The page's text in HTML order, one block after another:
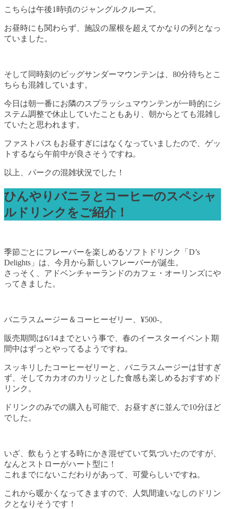
こちらは午後1時頃のジャングルクルーズ。
お昼時にも関わらず、施設の屋根を超えてかなりの列となっ
ていました。
そして同時刻のビッグサンダーマウンテンは、80分待ちとこ
ちらも混雑しています。
今日は朝一番にお隣のスプラッシュマウンテンが一時的にシ
ステム調整で休止していたこともあり、朝からとても混雑し
ていたと思われます。
ファストパスもお昼すぎにはなくなっていましたので、ゲッ
トするなら午前中が良さそうですね。
以上、パークの混雑状況でした！
ひんやりバニラとコーヒーのスペシャ
ルドリンクをご紹介！
季節ごとにフレーバーを楽しめるソフトドリンク「D’s
Delights」は、今月から新しいフレーバーが誕生。
さっそく、アドベンチャーランドのカフェ・オーリンズにや
ってきました。
バニラスムージー＆コーヒーゼリー、¥500-。
販売期間は6/14までという事で、春のイースターイベント期
間中はずっとやってるようですね。
スッキリしたコーヒーゼリーと、バニラスムージーは甘すぎ
ず、そしてカカオのカリッとした食感も楽しめるおすすめド
リンク。
ドリンクのみでの購入も可能で、お昼すぎに並んで10分ほど
でした。
いざ、飲もうとする時にかき混ぜていて気づいたのですが、
なんとストローがハート型に！
これまでにないこだわりがあって、可愛らしいですね。
これから暖かくなってきますので、人気間違いなしのドリン
クとなりそうです！